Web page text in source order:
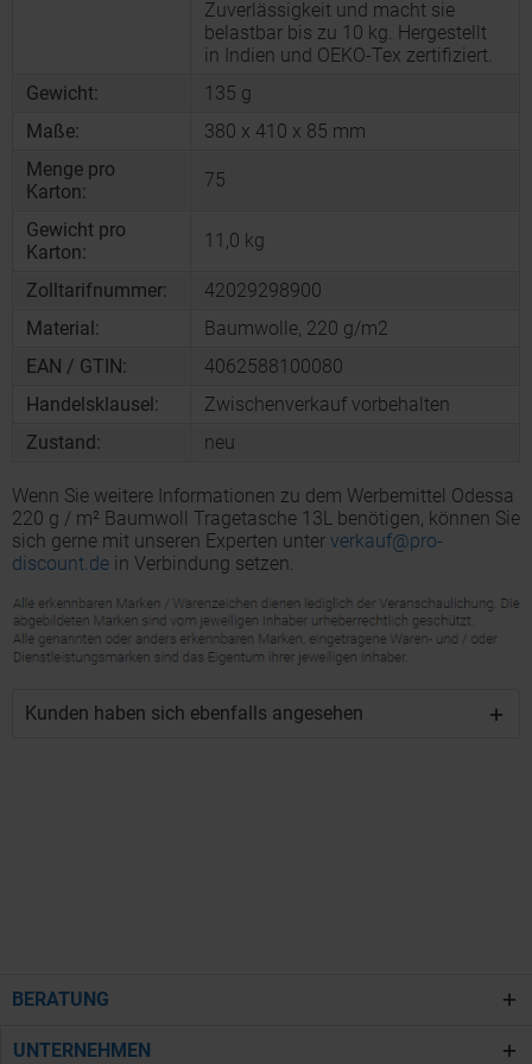
Zuverlässigkeit und macht sie
belastbar bis zu 10 kg. Hergestellt
in Indien und OEKO-Tex zertifiziert.
Gewicht:
135 g
Maße:
380 x 410 x 85 mm
Menge pro
Karton:
75
Gewicht pro
Karton:
11,0 kg
Zolltarifnummer:
42029298900
Material:
Baumwolle, 220 g/m2
EAN / GTIN:
4062588100080
Handelsklausel:
Zwischenverkauf vorbehalten
Zustand:
neu
Wenn Sie weitere Informationen zu dem Werbemittel Odessa
220 g / m² Baumwoll Tragetasche 13L benötigen, können Sie
sich gerne mit unseren Experten unter verkauf@pro-
discount.de in Verbindung setzen.
Kunden haben sich ebenfalls angesehen
BERATUNG
UNTERNEHMEN